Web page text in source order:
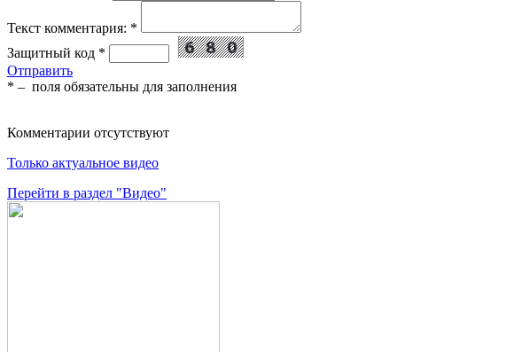
Текст комментария: *
Защитный код *
Отправить
* – поля обязательны для заполнения
Комментарии отсутствуют
Только актуальное видео
Перейти в раздел "Видео"